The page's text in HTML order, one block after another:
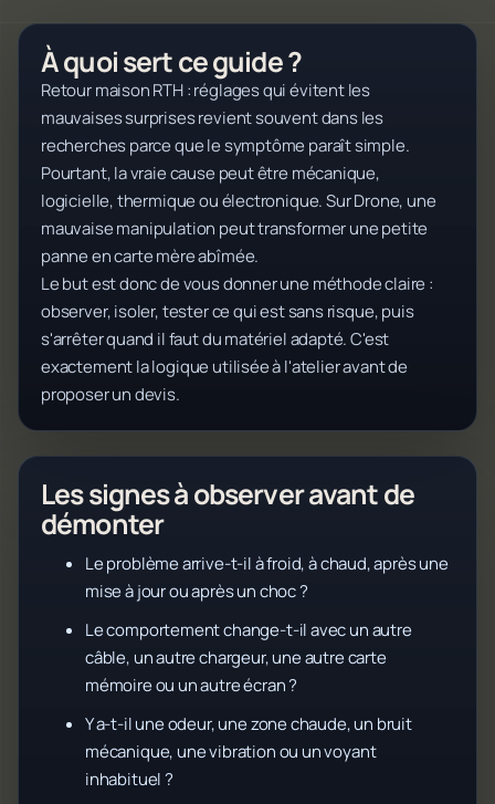
À quoi sert ce guide ?
Retour maison RTH : réglages qui évitent les
mauvaises surprises revient souvent dans les
recherches parce que le symptôme paraît simple.
Pourtant, la vraie cause peut être mécanique,
logicielle, thermique ou électronique. Sur Drone, une
mauvaise manipulation peut transformer une petite
panne en carte mère abîmée.
Le but est donc de vous donner une méthode claire :
observer, isoler, tester ce qui est sans risque, puis
s'arrêter quand il faut du matériel adapté. C'est
exactement la logique utilisée à l'atelier avant de
proposer un devis.
Les signes à observer avant de
démonter
Le problème arrive-t-il à froid, à chaud, après une
mise à jour ou après un choc ?
Le comportement change-t-il avec un autre
câble, un autre chargeur, une autre carte
mémoire ou un autre écran ?
Y a-t-il une odeur, une zone chaude, un bruit
mécanique, une vibration ou un voyant
inhabituel ?